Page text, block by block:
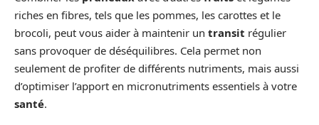
riches en fibres, tels que les pommes, les carottes et le
brocoli, peut vous aider à maintenir un transit régulier
sans provoquer de déséquilibres. Cela permet non
seulement de profiter de différents nutriments, mais aussi
d’optimiser l’apport en micronutriments essentiels à votre
santé.